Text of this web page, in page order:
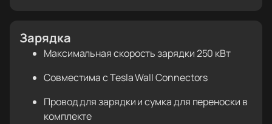
Зарядка
Максимальная скорость зарядки 250 кВт
Совместима с Tesla Wall Connectors
Провод для зарядки и сумка для переноски в
комплекте